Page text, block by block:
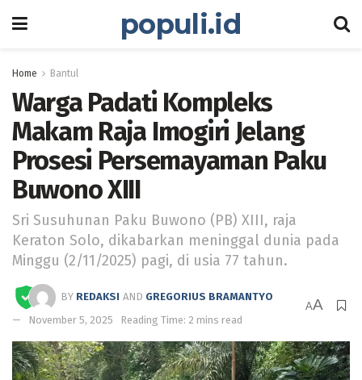
populi.id
Home Bantul
Warga Padati Kompleks
Makam Raja Imogiri Jelang
Prosesi Persemayaman Paku
Buwono XIII
Sri Susuhunan Paku Buwono (PB) XIII, raja
Keraton Solo, dikabarkan meninggal dunia pada
Minggu (2/11/2025) pagi, di usia 77 tahun.
BY REDAKSI AND GREGORIUS BRAMANTYO
November 5, 2025
Reading Time: 2 mins read
AA